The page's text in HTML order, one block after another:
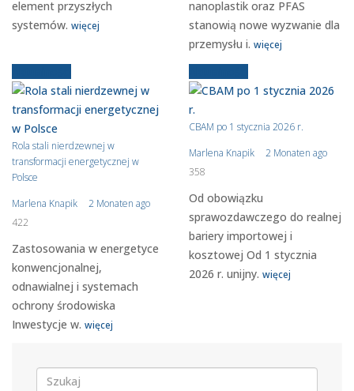
element przyszłych
systemów. więcej
nanoplastik oraz PFAS
stanowią nowe wyzwanie dla
przemysłu i. więcej
Rola stali nierdzewnej w
transformacji energetycznej w
Polsce
Marlena Knapik
2 Monaten ago
422
Zastosowania w energetyce
konwencjonalnej,
odnawialnej i systemach
ochrony środowiska
Inwestycje w. więcej
CBAM po 1 stycznia 2026 r.
Marlena Knapik
2 Monaten ago
358
Od obowiązku
sprawozdawczego do realnej
bariery importowej i
kosztowej Od 1 stycznia
2026 r. unijny. więcej